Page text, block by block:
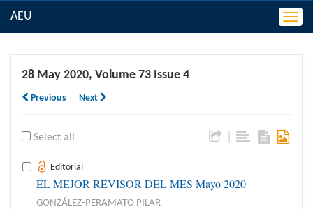
AEU
28 May 2020, Volume 73 Issue 4
Previous Next
Select all
Editorial
EL MEJOR REVISOR DEL MES Mayo 2020
GONZÁLEZ-PERAMATO PILAR